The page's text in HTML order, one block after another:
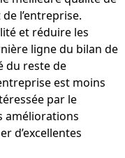
l’entreprise.
et réduire les
ligne du bilan de
du reste de
est moins
par le
améliorations
d’excellentes